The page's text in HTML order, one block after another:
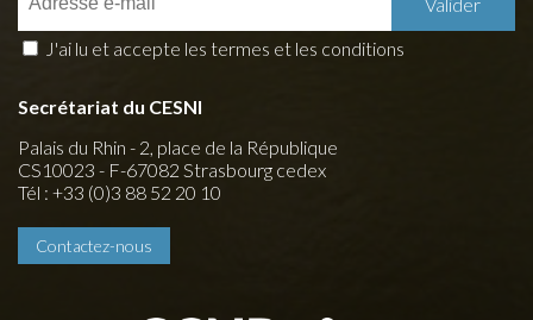
J'ai lu et accepte les termes et les conditions
Secrétariat du CESNI
Palais du Rhin - 2, place de la République
CS10023 - F-67082 Strasbourg cedex
Tél : +33 (0)3 88 52 20 10
Contactez-nous